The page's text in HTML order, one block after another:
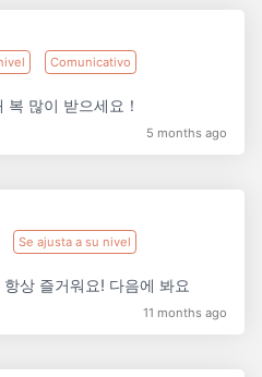
Comunicativo
많이 받으세요！
5 months ago
Se ajusta a su nivel
상 즐거워요! 다음에 봐요
11 months ago